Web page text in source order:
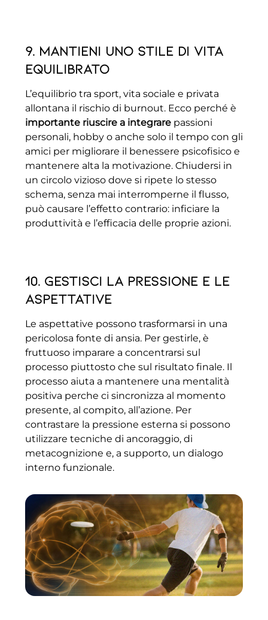
9. Mantieni uno stile di vita
equilibrato
L’equilibrio tra sport, vita sociale e privata
allontana il rischio di burnout. Ecco perché è
importante riuscire a integrare passioni
personali, hobby o anche solo il tempo con gli
amici per migliorare il benessere psicofisico e
mantenere alta la motivazione. Chiudersi in
un circolo vizioso dove si ripete lo stesso
schema, senza mai interromperne il flusso,
può causare l’effetto contrario: inficiare la
produttività e l’efficacia delle proprie azioni.
10. Gestisci la pressione e le
aspettative
Le aspettative possono trasformarsi in una
pericolosa fonte di ansia. Per gestirle, è
fruttuoso imparare a concentrarsi sul
processo piuttosto che sul risultato finale. Il
processo aiuta a mantenere una mentalità
positiva perche ci sincronizza al momento
presente, al compito, all’azione. Per
contrastare la pressione esterna si possono
utilizzare tecniche di ancoraggio, di
metacognizione e, a supporto, un dialogo
interno funzionale.